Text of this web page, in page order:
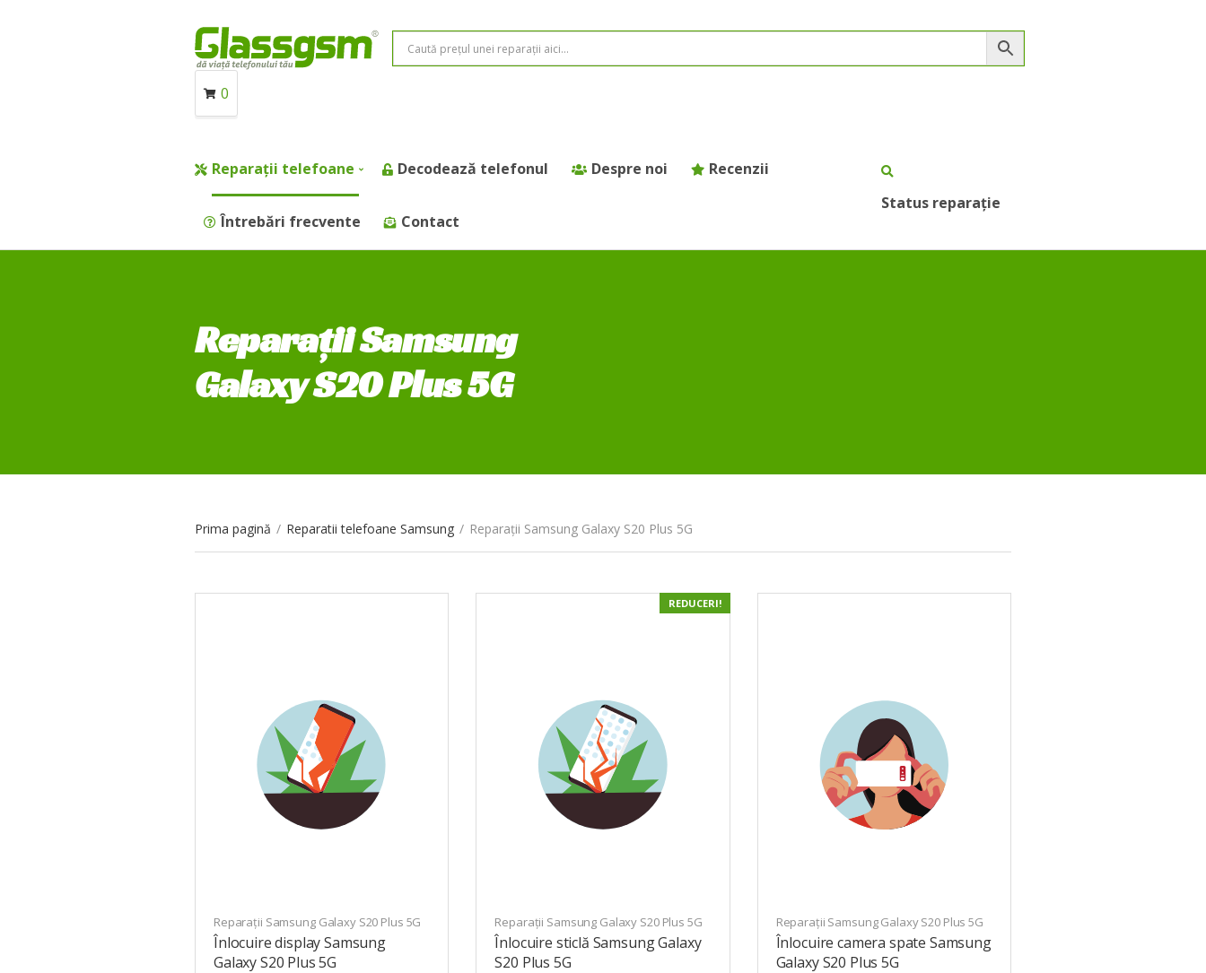
0
Reparații telefoane Decodează telefonul Despre noi Recenzii
Întrebări frecvente Contact
Status reparație
Reparații Samsung
Galaxy S20 Plus 5G
Prima pagină / Reparatii telefoane Samsung / Reparații Samsung Galaxy S20 Plus 5G
Reparații Samsung Galaxy S20 Plus 5G
Înlocuire display Samsung
Galaxy S20 Plus 5G
REDUCERI!
Reparații Samsung Galaxy S20 Plus 5G
Înlocuire sticlă Samsung Galaxy
S20 Plus 5G
Reparații Samsung Galaxy S20 Plus 5G
Înlocuire camera spate Samsung
Galaxy S20 Plus 5G